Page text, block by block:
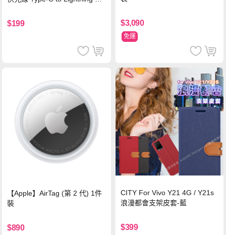
$199 $3,090
免運
【Apple】AirTag (第 2 代) 1件
裝
$890
CITY For Vivo Y21 4G / Y21s
浪漫都會支架皮套-藍
$399